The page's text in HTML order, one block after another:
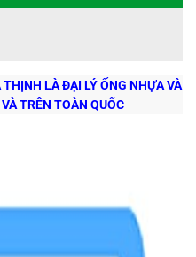
THỊNH LÀĐẠI LÝ ỐNG NHỰA VÀ
TRÊN TOÀN QUỐC